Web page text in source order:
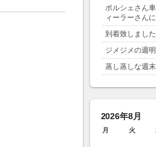
ポルシェさん
ィーラーさん
到着致しました
ジメジメの週
蒸し蒸しな週
2026年8月
月 火